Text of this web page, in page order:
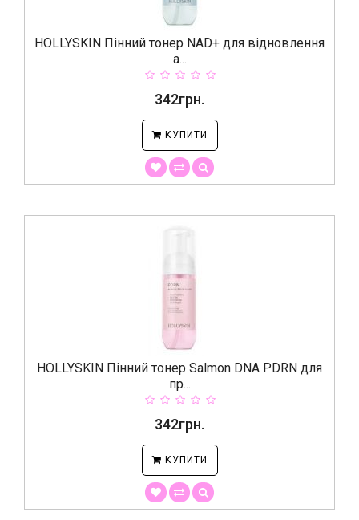
HOLLYSKIN Пінний тонер NAD+ для відновлення
а...
342грн.
КУПИТИ
HOLLYSKIN Пінний тонер Salmon DNA PDRN для
пр...
342грн.
КУПИТИ